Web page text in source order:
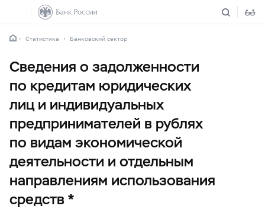
Статистика Банковский сектор
Сведения о задолженности
по кредитам юридических
лиц и индивидуальных
предпринимателей в рублях
по видам экономической
деятельности и отдельным
направлениям использования
средств *